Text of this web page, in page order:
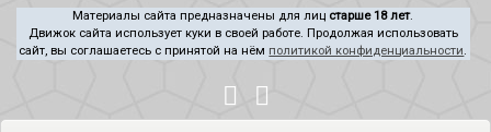
Материалы сайта предназначены для лиц старше 18 лет.
Движок сайта использует куки в своей работе. Продолжая использовать
сайт, вы соглашаетесь с принятой на нём политикой конфиденциальности.